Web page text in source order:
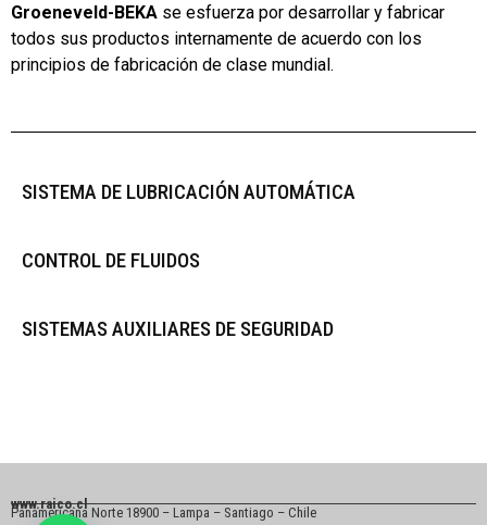
Groeneveld-BEKA se esfuerza por desarrollar y fabricar
todos sus productos internamente de acuerdo con los
principios de fabricación de clase mundial.
SISTEMA DE LUBRICACIÓN AUTOMÁTICA
CONTROL DE FLUIDOS
SISTEMAS AUXILIARES DE SEGURIDAD
www.raico.cl
Panamericana Norte 18900 – Lampa – Santiago – Chile